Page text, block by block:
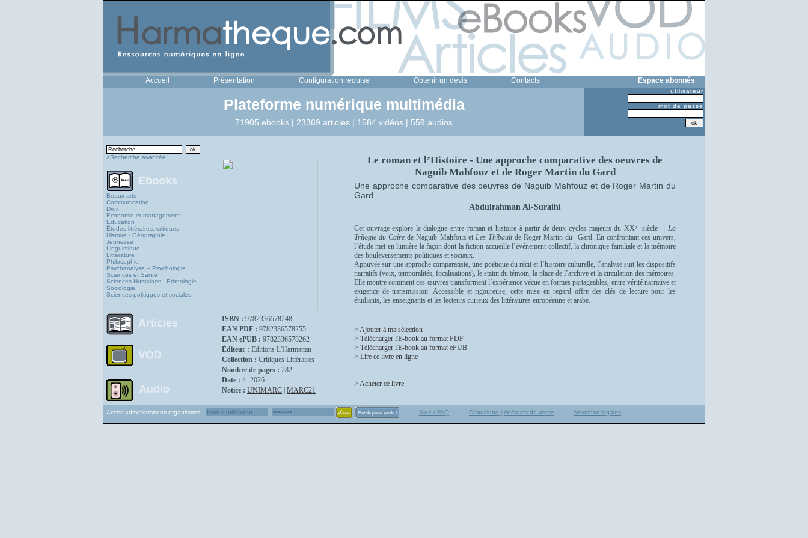
Accueil Présentation Configuration requise Obtenir un devis Contacts Espace abonnés
Plateforme numérique multimédia
71905 ebooks | 23369 articles | 1584 vidéos | 559 audios
utilisateur
mot de passe
>Recherche avancée
Ebooks
Beaux-arts
Communication
Droit
Economie et management
Education
Études littéraires, critiques
Histoire - Géographie
Jeunesse
Linguistique
Littérature
Philosophie
Psychanalyse – Psychologie
Sciences et Santé
Sciences Humaines - Ethnologie -
Sociologie
Sciences politiques et sociales
Articles
VOD
Audio
ISBN : 9782336578248
EAN PDF : 9782336578255
EAN ePUB : 9782336578262
Éditeur : Editions L'Harmattan
Collection : Critiques Littéraires
Nombre de pages : 282
Date : 4- 2026
Notice : UNIMARC MARC21
Le roman et l’Histoire - Une approche comparative des oeuvres de
Naguib Mahfouz et de Roger Martin du Gard
Une approche comparative des oeuvres de Naguib Mahfouz et de Roger Martin du
Gard
Abdulrahman Al-Suraihi
Cet ouvrage explore le dialogue entre roman et histoire à partir de deux cycles majeurs du XXᵉ siècle : La
Trilogie du Caire de Naguib Mahfouz et Les Thibaultde Roger Martin du Gard. En confrontant ces univers,
l’étude met en lumière la façon dont la fiction accueille l’événement collectif, la chronique familiale et la mémoire
des bouleversements politiques et sociaux.
Appuyée sur une approche comparatiste, une poétique du récit et l’histoire culturelle, l’analyse suit les dispositifs
narratifs (voix, temporalités, focalisations), le statut du témoin, la place de l’archive et la circulation des mémoires.
Elle montre comment ces œuvres transforment l’expérience vécue en formes partageables, entre vérité narrative et
exigence de transmission. Accessible et rigoureuse, cette mise en regard offre des clés de lecture pour les
étudiants, les enseignants et les lecteurs curieux des littératures européenne et arabe.
> Ajouter à ma sélection
> Télécharger l'E-book au format PDF
> Télécharger l'E-book au format ePUB
> Lire ce livre en ligne
> Acheter ce livre
Accès administrations organismes : Aide / FAQ Conditions générales de vente Mentions légales